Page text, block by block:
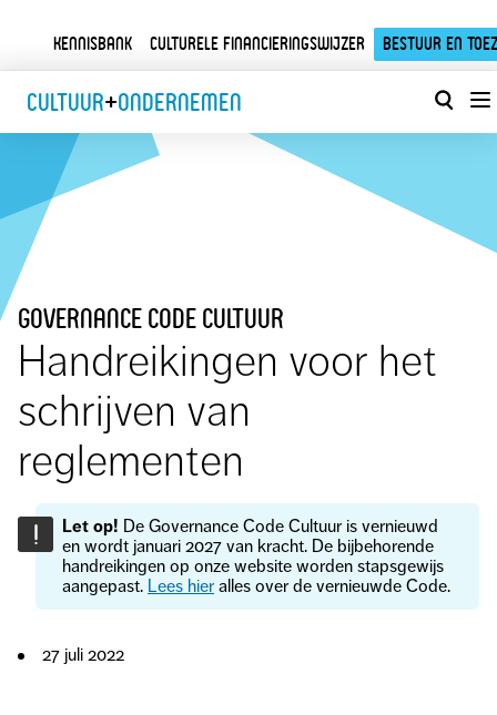
Kennisbank Culturele financieringswijzer Bestuur en
Cultuur+Ondernemen
! Let op! De Governance Code Cultuur is vernieuwd
en wordt januari 2027 van kracht. De bijbehorende
handreikingen op onze website worden stapsgewijs
aangepast. Lees hieralles over de vernieuwde Code.
governance code cultuur
Handreikingen voor het
schrijven van
reglementen
27 juli 2022